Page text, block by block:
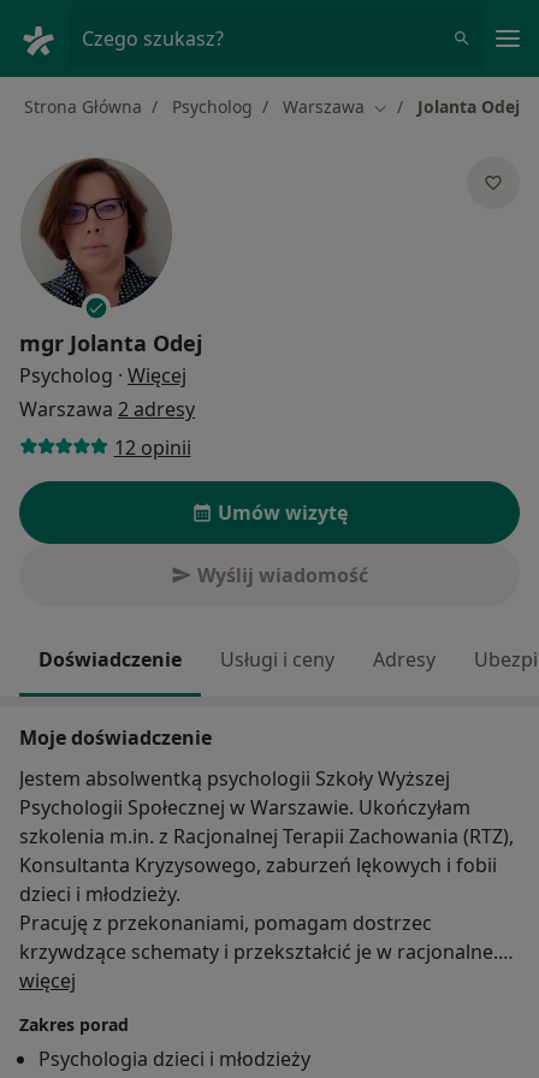
Czego szukasz?
Strona Główna Psycholog Warszawa Zmień miasto
Jolanta Odej
mgr Jolanta Odej
Psycholog · Więcej
Warszawa 2 adresy
12 opinii
Umów wizytę
Wyślij wiadomość
Doświadczenie Usługi i ceny Adresy
Moje doświadczenie
Jestem absolwentką psychologii Szkoły Wyższej
Psychologii Społecznej w Warszawie. Ukończyłam
szkolenia m.in. z Racjonalnej Terapii Zachowania (RTZ),
Konsultanta Kryzysowego, zaburzeń lękowych i fobii
dzieci i młodzieży.
Pracuję z przekonaniami, pomagam dostrzec
krzywdzące schematy i przekształcić je w racjonalne.
W sytuacjach kryzysowych tj.choroba, utrata pracy,
emocje na działania.
Moje dotychczasowe doświadczenie zawodowe
więcej
Zakres porad
Psychologia dzieci i młodzieży